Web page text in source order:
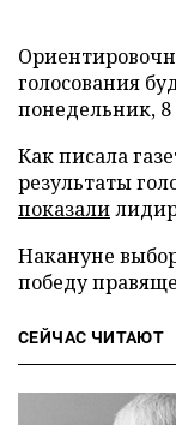
голосования
понедельник,
Как писала
результаты
показали
Накануне
победу
СЕЙЧАС ЧИТАЮТ